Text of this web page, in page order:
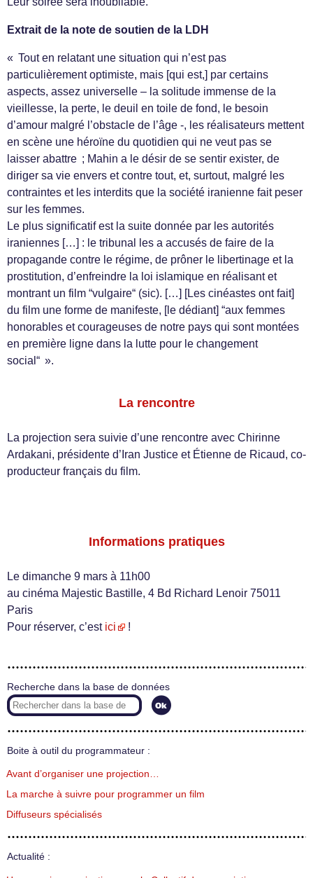
Extrait de la note de soutien de la LDH
« Tout en relatant une situation qui n’est pas
particulièrement optimiste, mais [qui est,] par certains
aspects, assez universelle – la solitude immense de la
vieillesse, la perte, le deuil en toile de fond, le besoin
d’amour malgré l’obstacle de l’âge -, les réalisateurs mettent
en scène une héroïne du quotidien qui ne veut pas se
laisser abattre ; Mahin a le désir de se sentir exister, de
diriger sa vie envers et contre tout, et, surtout, malgré les
contraintes et les interdits que la société iranienne fait peser
sur les femmes.
Le plus significatif est la suite donnée par les autorités
iraniennes […] : le tribunal les a accusés de faire de la
propagande contre le régime, de prôner le libertinage et la
prostitution, d’enfreindre la loi islamique en réalisant et
montrant un film “vulgaire“ (sic). […] [Les cinéastes ont fait]
du film une forme de manifeste, [le dédiant] “aux femmes
honorables et courageuses de notre pays qui sont montées
en première ligne dans la lutte pour le changement
social“ ».
La rencontre
La projection sera suivie d’une rencontre avec Chirinne
Ardakani, présidente d’Iran Justice et Étienne de Ricaud, co-
producteur français du film.
Informations pratiques
Le dimanche 9 mars à 11h00
au cinéma Majestic Bastille, 4 Bd Richard Lenoir 75011
Paris
Pour réserver, c’est ici !
Recherche dans la base de données
Boite à outil du programmateur :
Avant d’organiser une projection…
La marche à suivre pour programmer un film
Diffuseurs spécialisés
Actualité :